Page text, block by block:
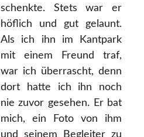
schenkte. Stets war er
höflich und gut gelaunt.
Als ich ihn im Kantpark
mit einem Freund traf,
war ich überrascht, denn
dort hatte ich ihn noch
nie zuvor gesehen. Er bat
mich, ein Foto von ihm
und seinem Begleiter zu